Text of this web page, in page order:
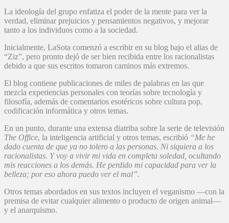
La ideología del grupo enfatiza el poder de la mente para ver la
verdad, eliminar prejuicios y pensamientos negativos, y mejorar
tanto a los individuos como a la sociedad.
Inicialmente, LaSota comenzó a escribir en su blog bajo el alias de
“Ziz”, pero pronto dejó de ser bien recibida entre los racionalistas
debido a que sus escritos tomaron caminos más extremos.
El blog contiene publicaciones de miles de palabras en las que
mezcla experiencias personales con teorías sobre tecnología y
filosofía, además de comentarios esotéricos sobre cultura pop,
codificación informática y otros temas.
En un punto, durante una extensa diatriba sobre la serie de televisión
The Office, la inteligencia artificial y otros temas, escribió “Me he
dado cuenta de que ya no tolero a las personas. Ni siquiera a los
racionalistas. Y voy a vivir mi vida en completa soledad, ocultando
mis reacciones a los demás. He perdido mi capacidad para ver la
belleza; por eso ahora puedo ver el mal”.
Otros temas abordados en sus textos incluyen el veganismo —con la
premisa de evitar cualquier alimento o producto de origen animal—
y el anarquismo.